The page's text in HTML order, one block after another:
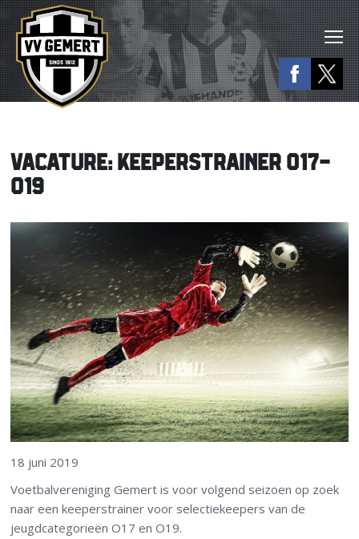
VACATURE: KEEPERSTRAINER O17-
O19
18 juni 2019
Voetbalvereniging Gemert is voor volgend seizoen op zoek
naar een keeperstrainer voor selectiekeepers van de
jeugdcategorieën O17 en O19.